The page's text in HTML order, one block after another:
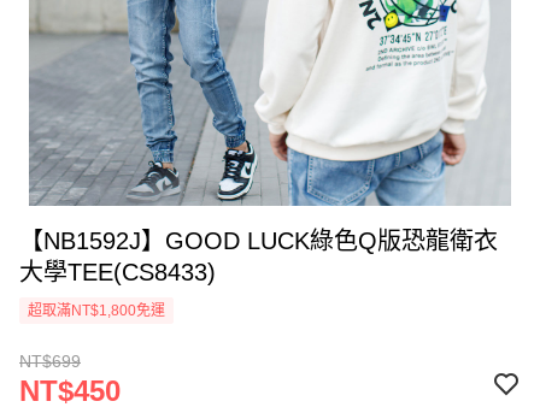
【NB1592J】GOOD LUCK綠色Q版恐龍衛衣
大學TEE(CS8433)
超取滿NT$1,800免運
NT$699
NT$450